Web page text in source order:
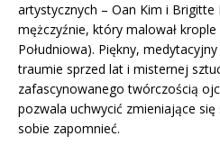
artystycznych – Oan Kim i Brigitte
mężczyźnie, który malował
Południowa). Piękny,
traumie sprzed lat i misternej
zafascynowanego twórczością
pozwala uchwycić zmieniające się
sobie zapomnieć.